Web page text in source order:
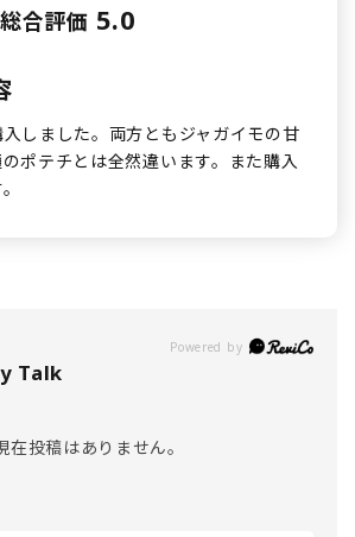
総合評価 5.0
しました。両方ともジャガイモの甘
ポテチとは全然違います。また購入
Powered by
Talk
在投稿はありません。